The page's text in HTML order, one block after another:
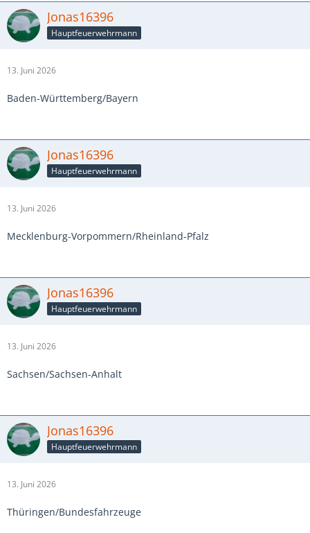
Jonas16396
Hauptfeuerwehrmann
13. Juni 2026
Baden-Württemberg/Bayern
Jonas16396
Hauptfeuerwehrmann
13. Juni 2026
Mecklenburg-Vorpommern/Rheinland-Pfalz
Jonas16396
Hauptfeuerwehrmann
13. Juni 2026
Sachsen/Sachsen-Anhalt
Jonas16396
Hauptfeuerwehrmann
13. Juni 2026
Thüringen/Bundesfahrzeuge